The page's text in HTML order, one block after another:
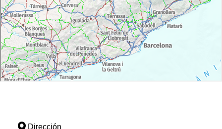
Dirección